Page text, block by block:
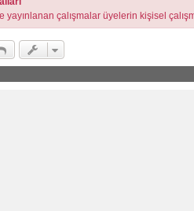
yayınlanan çalışmalar üyelerin kişisel